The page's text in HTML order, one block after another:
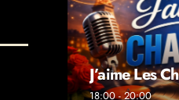
J’aime Les
18:00 - 20:00